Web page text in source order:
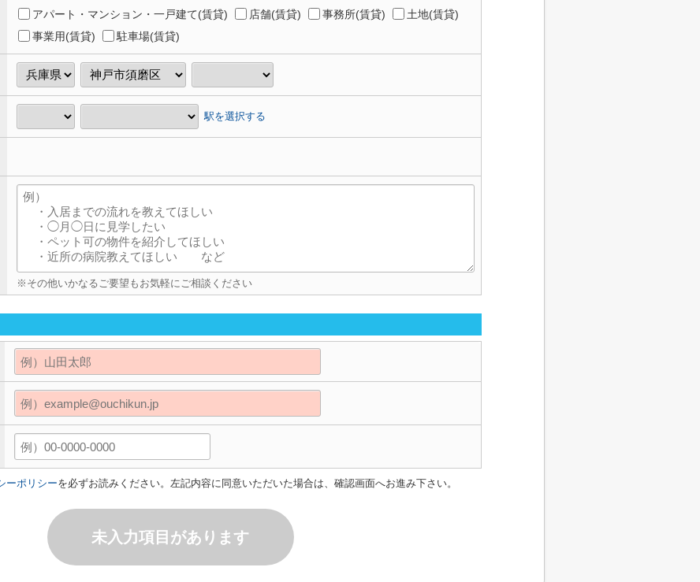
アパート・マンション・一戸建て(賃貸) 店舗(賃貸) 事務所(賃貸)
土地(賃貸)
事業用(賃貸)
駐車場(賃貸)
駅を選択する
※その他いかなるご要望もお気軽にご相談ください
ーポリシーを必ずお読みください。左記内容に同意いただいた場合は、確認画面へお進み下さい。
未入力項目があります